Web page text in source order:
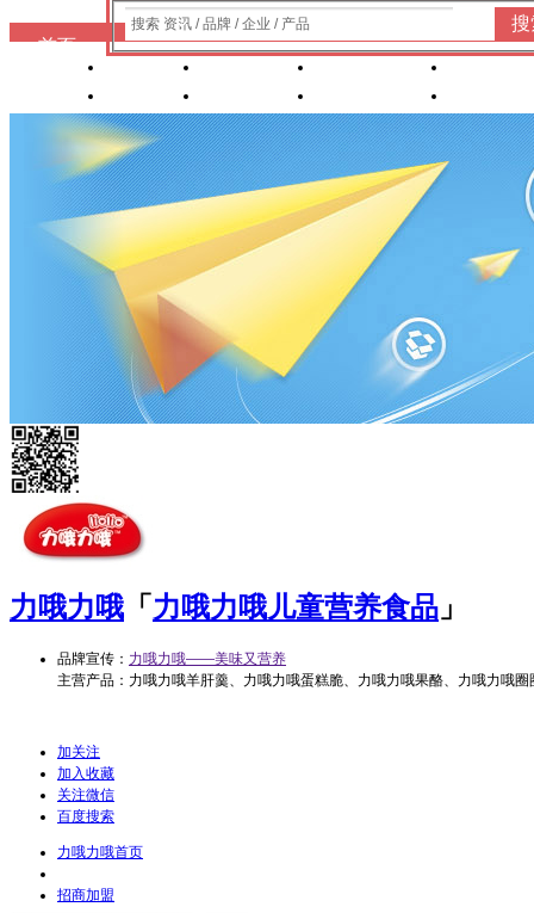
搜索 资讯 / 品牌 / 企业 / 产品
搜
首页
力哦力哦 「力哦力哦儿童营养食品 」
品牌宣传： 力哦力哦——美味又营养
主营产品：力哦力哦羊肝羹、力哦力哦蛋糕脆、力哦力哦果酪、力哦力哦
加关注
加入收藏
关注微信
百度搜索
力哦力哦首页
招商加盟